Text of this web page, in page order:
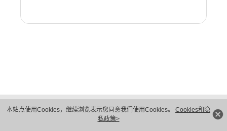
本站点使用Cookies，继续浏览表示您同意我们使用Cookies。 Cookies和隐
私政策>
隐私保护
法律声明